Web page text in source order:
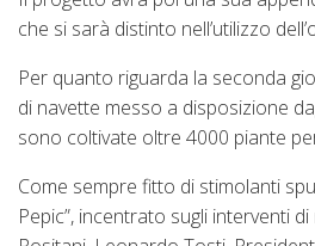
che si sarà distinto nell’utilizzo
Per quanto riguarda la seconda
di navette messo a disposizione
sono coltivate oltre 4000 piante
Come sempre fitto di stimolanti
Pepic”, incentrato sugli interventi